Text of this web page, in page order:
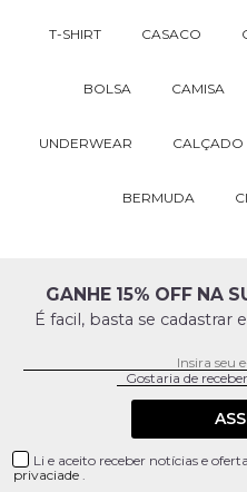
T-SHIRT CASACO
BOLSA CAMISA
UNDERWEAR CALÇADO
BERMUDA
GANHE 15% OFF NA
É facil, basta se cadastrar
Li e aceito receber notícias e
privaciade